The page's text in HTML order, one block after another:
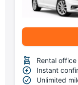
Rental office
Instant
Unlimited